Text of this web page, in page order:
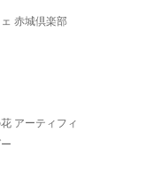
赤城倶楽部
アーティフィ